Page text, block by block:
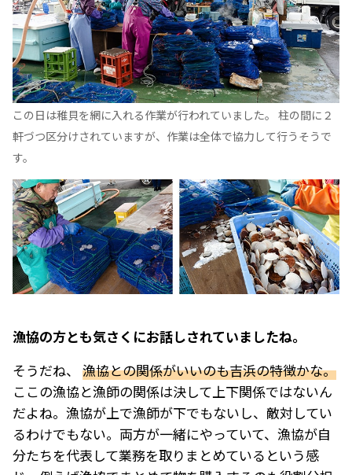
この日は稚貝を網に入れる作業が行われていました。 柱の間に２
軒づつ区分けされていますが、作業は全体で協力して行うそうで
す。
――漁協の方とも気さくにお話しされていましたね。
そうだね、 漁協との関係がいいのも吉浜の特徴かな。
ここの漁協と漁師の関係は決して上下関係ではないん
だよね。漁協が上で漁師が下でもないし、敵対してい
るわけでもない。両方が一緒にやっていて、漁協が自
分たちを代表して業務を取りまとめているという感